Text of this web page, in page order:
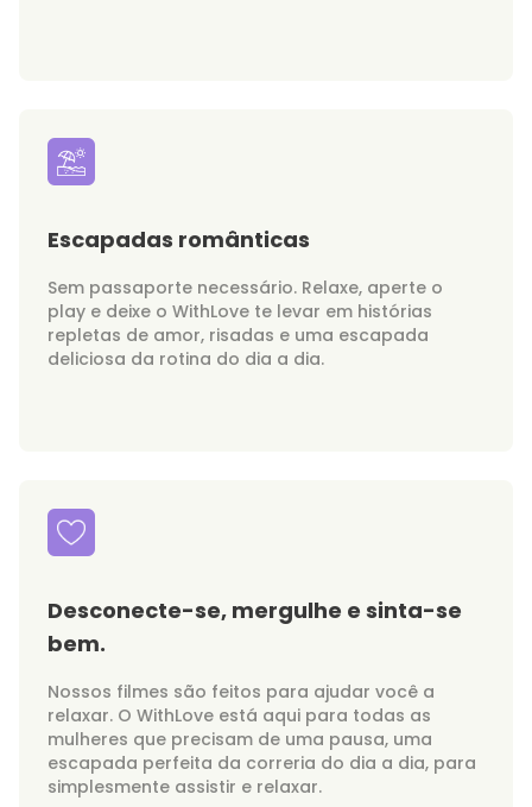
Escapadas românticas
Sem passaporte necessário. Relaxe, aperte o
play e deixe o WithLove te levar em histórias
repletas de amor, risadas e uma escapada
deliciosa da rotina do dia a dia.
Desconecte-se, mergulhe e sinta-se
bem.
Nossos filmes são feitos para ajudar você a
relaxar. O WithLove está aqui para todas as
mulheres que precisam de uma pausa, uma
escapada perfeita da correria do dia a dia, para
simplesmente assistir e relaxar.